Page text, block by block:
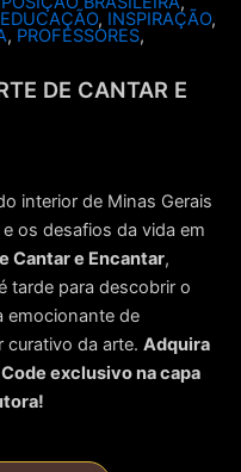
EDUCAÇÃO, INSPIRAÇÃO,
, PROFESSORES,
DE CANTAR E
interior de Minas Gerais
os desafios da vida em
Cantar e Encantar,
tarde para descobrir o
emocionante de
curativo da arte. Adquira
exclusivo na capa